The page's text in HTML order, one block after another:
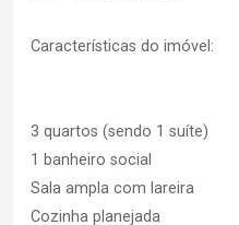
Características do imóvel:
3 quartos (sendo 1 suíte)
1 banheiro social
Sala ampla com lareira
Cozinha planejada